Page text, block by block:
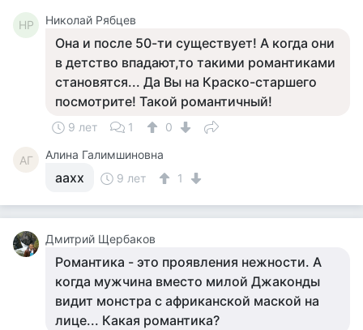
НР Николай Рябцев
Она и после 50-ти существует! А когда они
в детство впадают,то такими романтиками
становятся... Да Вы на Краско-старшего
посмотрите! Такой романтичный!
9 лет 1 0
АГ Алина Галимшиновна
аахх 9 лет 1
Дмитрий Щербаков
Романтика - это проявления нежности. А
когда мужчина вместо милой Джаконды
видит монстра с африканской маской на
лице... Какая романтика?